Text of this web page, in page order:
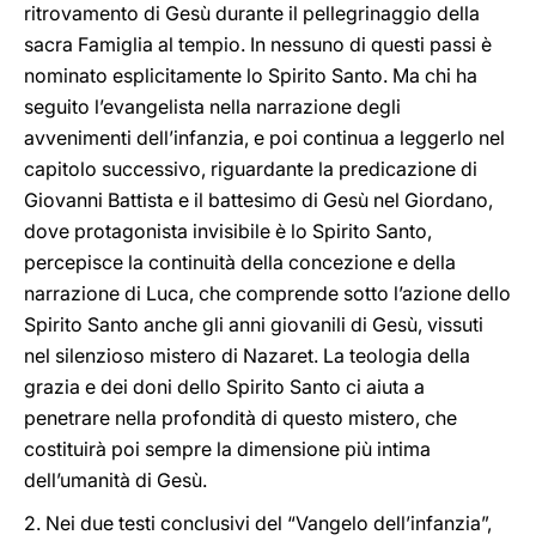
ritrovamento di Gesù durante il pellegrinaggio della
sacra Famiglia al tempio. In nessuno di questi passi è
nominato esplicitamente lo Spirito Santo. Ma chi ha
seguito l’evangelista nella narrazione degli
avvenimenti dell’infanzia, e poi continua a leggerlo nel
capitolo successivo, riguardante la predicazione di
Giovanni Battista e il battesimo di Gesù nel Giordano,
dove protagonista invisibile è lo Spirito Santo,
percepisce la continuità della concezione e della
narrazione di Luca, che comprende sotto l’azione dello
Spirito Santo anche gli anni giovanili di Gesù, vissuti
nel silenzioso mistero di Nazaret. La teologia della
grazia e dei doni dello Spirito Santo ci aiuta a
penetrare nella profondità di questo mistero, che
costituirà poi sempre la dimensione più intima
dell’umanità di Gesù.
2. Nei due testi conclusivi del “Vangelo dell’infanzia”,